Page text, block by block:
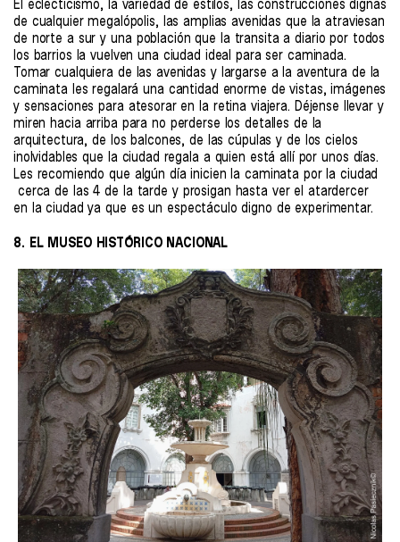
El eclecticismo, la variedad de estilos, las construcciones dignas
de cualquier megalópolis, las amplias avenidas que la atraviesan
de norte a sur y una población que la transita a diario por todos
los barrios la vuelven una ciudad ideal para ser caminada.
Tomar cualquiera de las avenidas y largarse a la aventura de la
caminata les regalará una cantidad enorme de vistas, imágenes
y sensaciones para atesorar en la retina viajera. Déjense llevar y
miren hacia arriba para no perderse los detalles de la
arquitectura, de los balcones, de las cúpulas y de los cielos
inolvidables que la ciudad regala a quien está allí por unos días.
Les recomiendo que algún día inicien la caminata por la ciudad
cerca de las 4 de la tarde y prosigan hasta ver el atardercer
en la ciudad ya que es un espectáculo digno de experimentar.
8. EL MUSEO HISTÓRICO NACIONAL